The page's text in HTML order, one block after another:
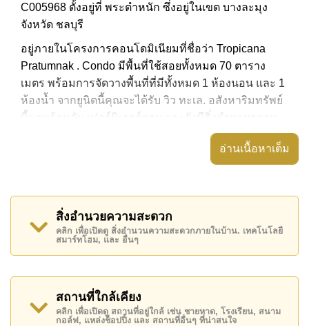
C005968 ตั้งอยู่ที่ พระตำหนัก ซึ่งอยู่ในเขต บางละมุง
จังหวัด ชลบุรี
อยู่ภายในโครงการคอนโดมิเนียมที่ชื่อว่า Tropicana
Pratumnak . Condo มีพื้นที่ใช้สอยทั้งหมด 70 ตาราง
เมตร พร้อมการจัดวางพื้นที่ที่มีทั้งหมด 1 ห้องนอน และ 1
ห้องน้ำ จากยูนิตนี้คุณจะได้รับ วิว ทะเล. อสังหาริมทรัพย์
นี้มาพร้อมกับ เฟอร์นิเจอร์ครบ และยังมีสิ่งอำนวยความ
สะดวก ได้แก่ มีระเบียง, เครื่องปรับอากาศครบ,
อสังหาริมทรัพย์นี้สามารถใช้ สระว่ายน้ำ ส่วนกลาง ได้
ได้แก่ ฟิสเนส, รปภ.24ชม.
สถานที่สำคัญใกล้ Tropicana Pratumnak ได้แก่: เดินทาง
ไปชายหาดได้ง่าย, ใกล้กับสปา & ซาวน่า , พัทยาปาร์ค,
อันเดอร์วอเตอร์ เวิลด์ , เอเชีย 9 หลุม กอล์ฟ , รพ.กรุงเทพ
จอมเทียน, โรงพยาบาลเมืองพัทยา
อสังหาริมทรัพย์นี้มีไว้สำหรับขายในราคา ฿ 5,500,000
บาท คิดเป็น ฿ 78,571 บาทต่อตารางเมตร
อ่านเนื้อหาเต็ม
สิ่งอำนวยความสะดวก
คลิก เพื่อเปิดดู สิ่งอำนวนความสะดวกภายในบ้าน. เทคโนโลยี
สมาร์ทโฮม, และ อื่นๆ
สถานที่ใกล้เคียง
คลิก เพื่อเปิดดู สถานที่อยู่ใกล้ เช่น ชายหาด, โรงเรียน, สนาม
กอล์ฟ, แหล่งช็อปปิ้ง และ สถานที่อื่นๆ ที่น่าสนใจ